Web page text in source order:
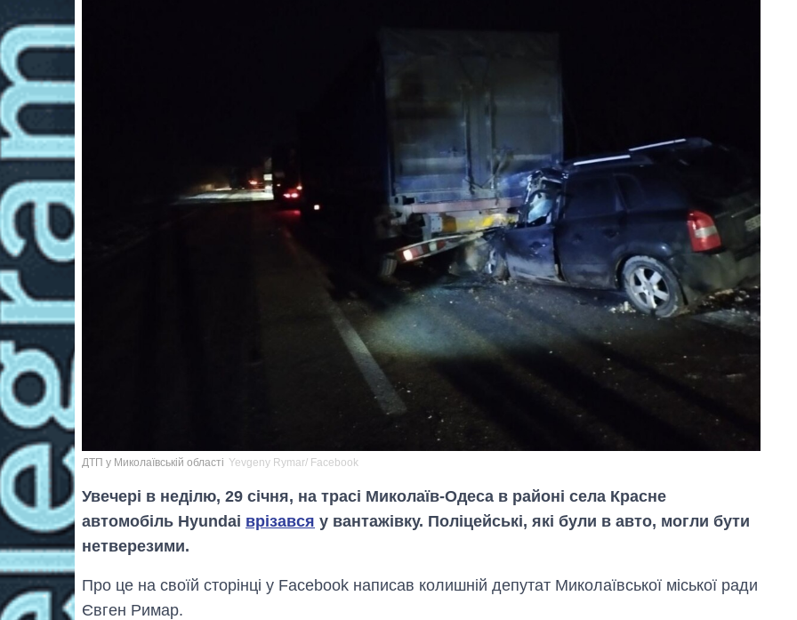
ДТП у Миколаївській області Yevgeny Rymar/ Facebook
Увечері в неділю, 29 січня, на трасі Миколаїв-Одеса в районі села Красне
автомобіль Hyundai врізався у вантажівку. Поліцейські, які були в авто, могли бути
нетверезими.
Про це на своїй сторінці у Facebook написав колишній депутат Миколаївської міської ради
Євген Римар.